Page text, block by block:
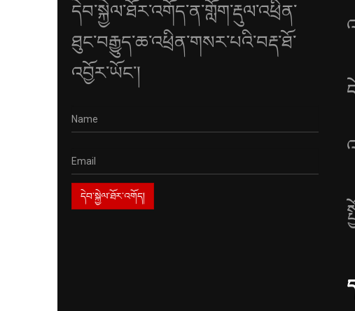
དེབ་སྐྱེལ་ཐོར་འགོད་ན་གློག་རྡུལ་འཕྲིན་
ཐུང་བརྒྱུད་ཆ་འཕྲིན་གསར་པའི་བརྡ་ཐོ་
འབྱོར་ཡོང་།